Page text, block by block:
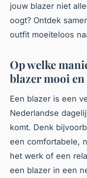
jouw blazer niet
oogt? Ontdek
outfit moeiteloos
Op welke
blazer mooi
Een blazer is een
Nederlandse
komt. Denk
een comfortabele,
het werk of een
een blazer in een